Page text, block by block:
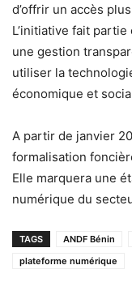
d’offrir un accès
L’initiative fait
une gestion
utiliser la
économique et
A partir de janvier
formalisation
Elle marquera une
numérique du
TAGS ANDF Bénin
plateforme numérique